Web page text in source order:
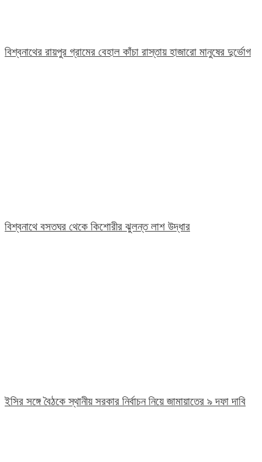
বিশ্বনাথের রায়পুর গ্রামের বেহাল কাঁচা রাস্তায় হাজারো মানুষের দুর্ভোগ
বিশ্বনাথে বসতঘর থেকে কিশোরীর ঝুলন্ত লাশ উদ্ধার
ইসির সঙ্গে বৈঠকে স্থানীয় সরকার নির্বাচন নিয়ে জামায়াতের ৯ দফা দাবি